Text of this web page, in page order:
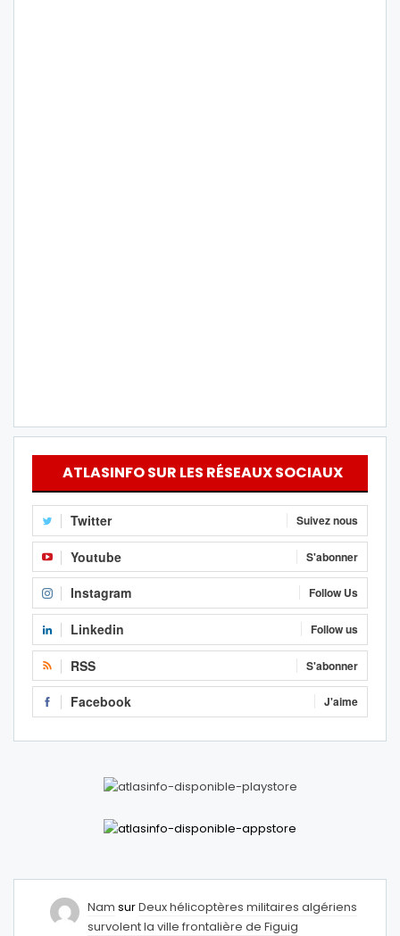
ATLASINFO SUR LES RÉSEAUX SOCIAUX
Twitter Suivez nous
Youtube S'abonner
Instagram Follow Us
Linkedin Follow us
RSS S'abonner
Facebook J'aime
Nam surDeux hélicoptères militaires algériens
survolent la ville frontalière de Figuig